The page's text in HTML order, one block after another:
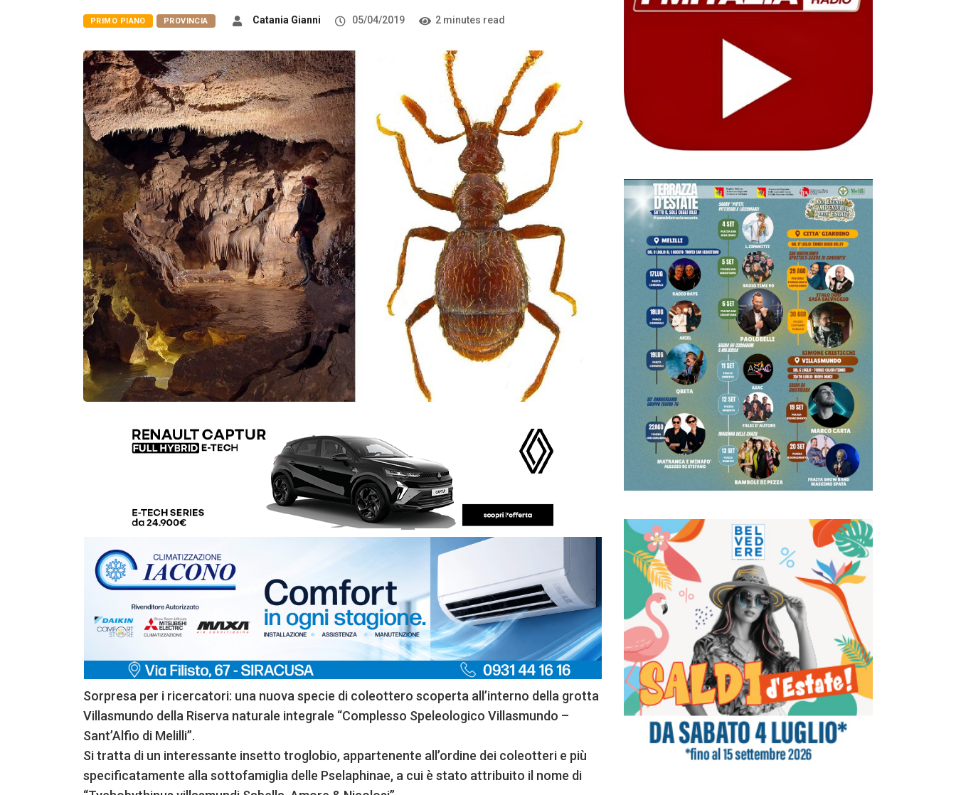
PRIMO PIANO PROVINCIA Catania Gianni 05/04/2019 2 minutes read
Sorpresa per i ricercatori: una nuova specie di coleottero scoperta all’interno della grotta
Villasmundo della Riserva naturale integrale “Complesso Speleologico Villasmundo –
Sant’Alfio di Melilli”.
Si tratta di un interessante insetto troglobio, appartenente all’ordine dei coleotteri e più
specificatamente alla sottofamiglia delle Pselaphinae, a cui è stato attribuito il nome di